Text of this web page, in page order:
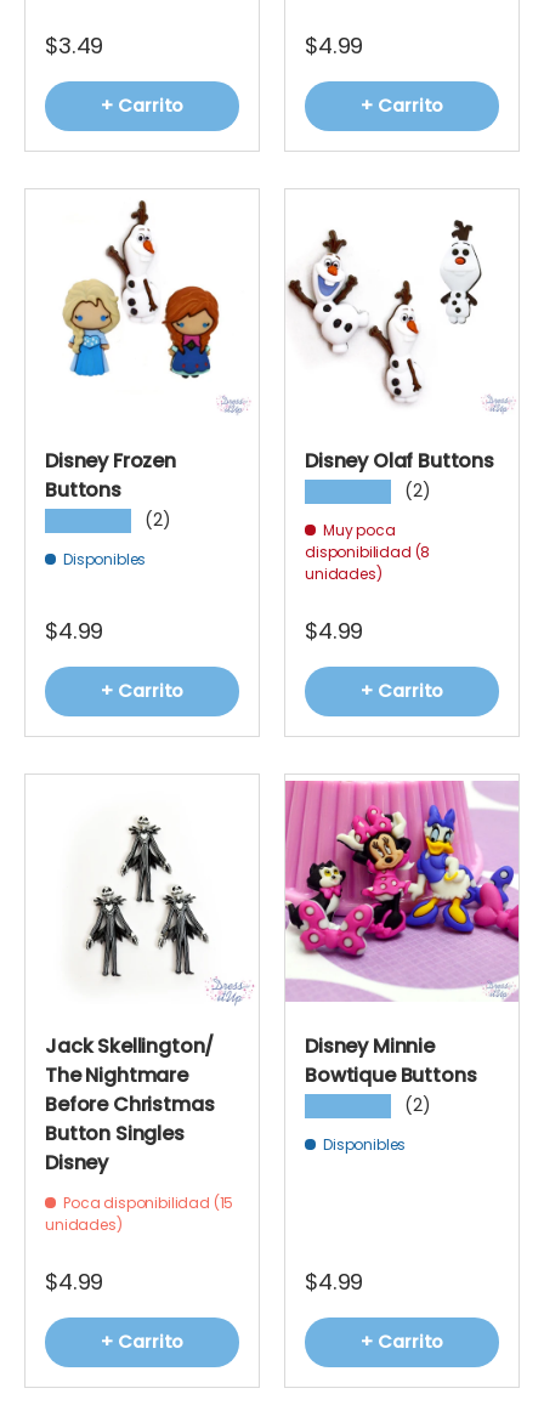
$3.49
+ Carrito
$4.99
+ Carrito
Disney Frozen
Buttons
(2)
Disponibles
$4.99
+ Carrito
Disney Olaf Buttons
(2)
Muy poca
disponibilidad (8
unidades)
$4.99
+ Carrito
Jack Skellington/
The Nightmare
Before Christmas
Button Singles
Disney
Poca disponibilidad (15
unidades)
$4.99
+ Carrito
Disney Minnie
Bowtique Buttons
(2)
Disponibles
$4.99
+ Carrito